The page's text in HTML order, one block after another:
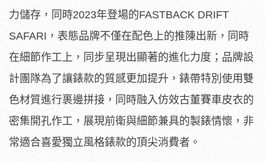
力儲存，同時2023年登場的FASTBACK DRIFT
SAFARI，表態品牌不僅在配色上的推陳出新，同時
在細節作工上，同步呈現出顯著的進化力度；品牌設
計團隊為了讓錶款的質感更加提升，錶帶特別使用雙
色材質進行裹邊拼接，同時融入仿效古董賽車皮衣的
密集開孔作工，展現前衛與細節兼具的製錶情懷，非
常適合喜愛獨立風格錶款的頂尖消費者。